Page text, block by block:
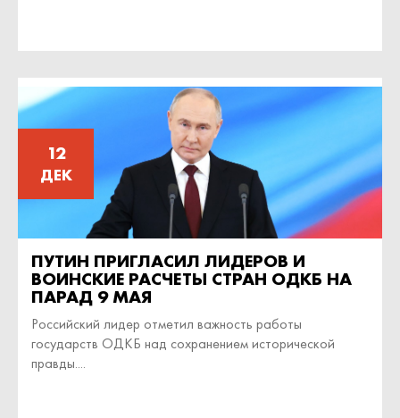
12
ДЕК
ПУТИН ПРИГЛАСИЛ ЛИДЕРОВ И
ВОИНСКИЕ РАСЧЕТЫ СТРАН ОДКБ НА
ПАРАД 9 МАЯ
Российский лидер отметил важность работы
государств ОДКБ над сохранением исторической
правды....